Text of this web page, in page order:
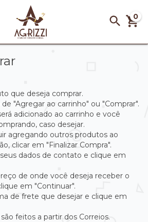
0
que deseja comprar.
"Agregar ao carrinho" ou "Comprar".
adicionado ao carrinho e você
caso desejar.
agregando outros produtos ao
clicar em "Finalizar Compra".
dados de contato e clique em
de onde você deseja receber o
em "Continuar".
de frete que desejar e clique em
feitos a partir dos Correios.